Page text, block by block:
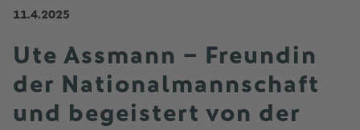
11.4.2025
Ute Assmann – Freundin
der Nationalmannschaft
und begeistert von der